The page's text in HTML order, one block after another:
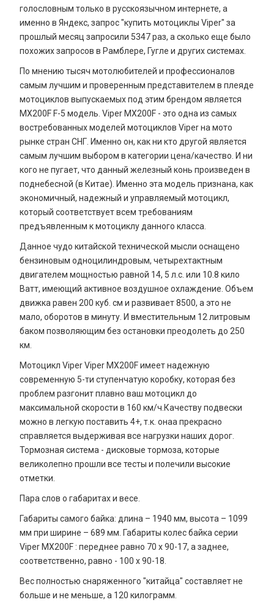
голословным только в русскоязычном интернете, а
именно в Яндекс, запрос "купить мотоциклы Viper" за
прошлый месяц запросили 5347 раз, а сколько еще было
похожих запросов в Рамблере, Гугле и других системах.
По мнению тысяч мотолюбителей и профессионалов
самым лучшим и проверенным представителем в плеяде
мотоциклов выпускаемых под этим брендом является
MX200F F-5 модель. Viper MX200F - это одна из самых
востребованных моделей мотоциклов Viper на мото
рынке стран СНГ. Именно он, как ни кто другой является
самым лучшим выбором в категории цена/качество. И ни
кого не пугает, что данный железный конь произведен в
поднебесной (в Китае). Именно эта модель признана, как
экономичный, надежный и управляемый мотоцикл,
который соответствует всем требованиям
предъявленным к мотоциклу данного класса.
Данное чудо китайской технической мысли оснащено
бензиновым одноцилиндровым, четырехтактным
двигателем мощностью равной 14, 5 л.с. или 10.8 кило
Ватт, имеющий активное воздушное охлаждение. Объем
движка равен 200 куб. см и развивает 8500, а это не
мало, оборотов в минуту. И вместительным 12 литровым
баком позволяющим без остановки преодолеть до 250
км.
Мотоцикл Viper Viper MX200F имеет надежную
современную 5-ти ступенчатую коробку, которая без
проблем разгонит плавно ваш мотоцикл до
максимальной скорости в 160 км/ч.Качеству подвески
можно в легкую поставить 4+, т.к. онаа прекрасно
справляется выдерживая все нагрузки наших дорог.
Тормозная система - дисковые тормоза, которые
великолепно прошли все тесты и полечили высокие
отметки.
Пара слов о габаритах и весе.
Габариты самого байка: длина – 1940 мм, высота – 1099
мм при ширине – 689 мм. Габариты колес байка серии
Viper MX200F : переднее равно 70 х 90-17, а заднее,
соответственно, равно - 100 х 90-18.
Вес полностью снаряженного "китайца" составляет не
больше и не меньше, а 120 килограмм.